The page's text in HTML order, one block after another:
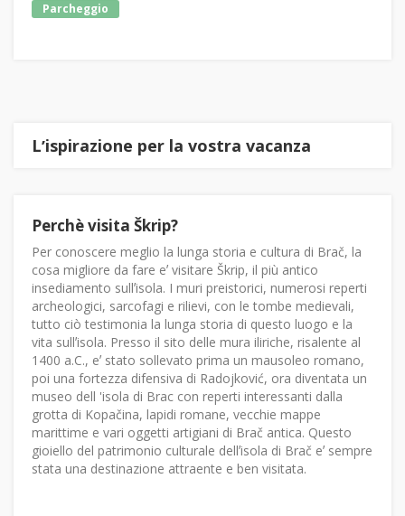
Parcheggio
Lʼispirazione per la vostra vacanza
Perchè visita Škrip?
Per conoscere meglio la lunga storia e cultura di Brač, la
cosa migliore da fare eʼ visitare Škrip, il più antico
insediamento sullʼisola. I muri preistorici, numerosi reperti
archeologici, sarcofagi e rilievi, con le tombe medievali,
tutto ciò testimonia la lunga storia di questo luogo e la
vita sullʼisola. Presso il sito delle mura iliriche, risalente al
1400 a.C., eʼ stato sollevato prima un mausoleo romano,
poi una fortezza difensiva di Radojković, ora diventata un
museo dell 'isola di Brac con reperti interessanti dalla
grotta di Kopačina, lapidi romane, vecchie mappe
marittime e vari oggetti artigiani di Brač antica. Questo
gioiello del patrimonio culturale dellʼisola di Brač eʼ sempre
stata una destinazione attraente e ben visitata.